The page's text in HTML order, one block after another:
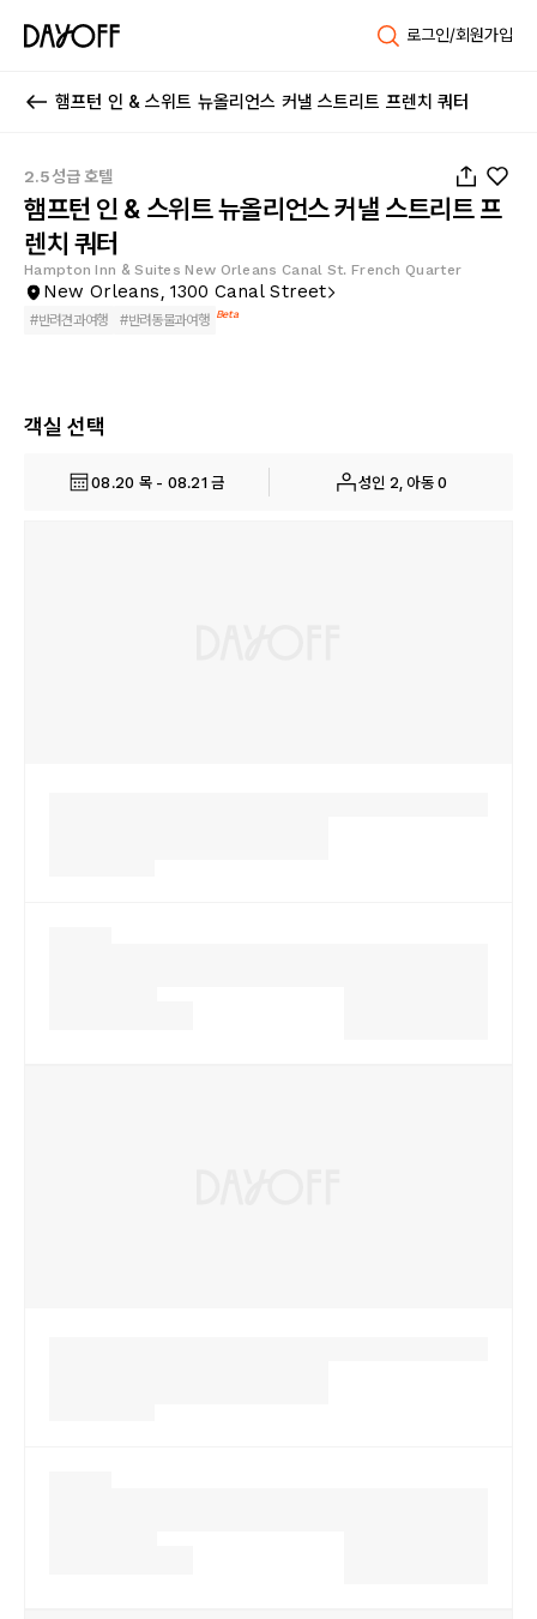
로그인/회원가입
햄프턴 인 & 스위트 뉴올리언스 커낼 스트리트 프렌치 쿼터
2.5성급 호텔
햄프턴 인 & 스위트 뉴올리언스 커낼 스트리트 프
렌치 쿼터
Hampton Inn & Suites New Orleans Canal St. French Quarter
New Orleans, 1300 Canal Street
#반려견과여행 #반려동물과여행 Beta
객실 선택
08.20 목 - 08.21 금 성인 2, 아동 0